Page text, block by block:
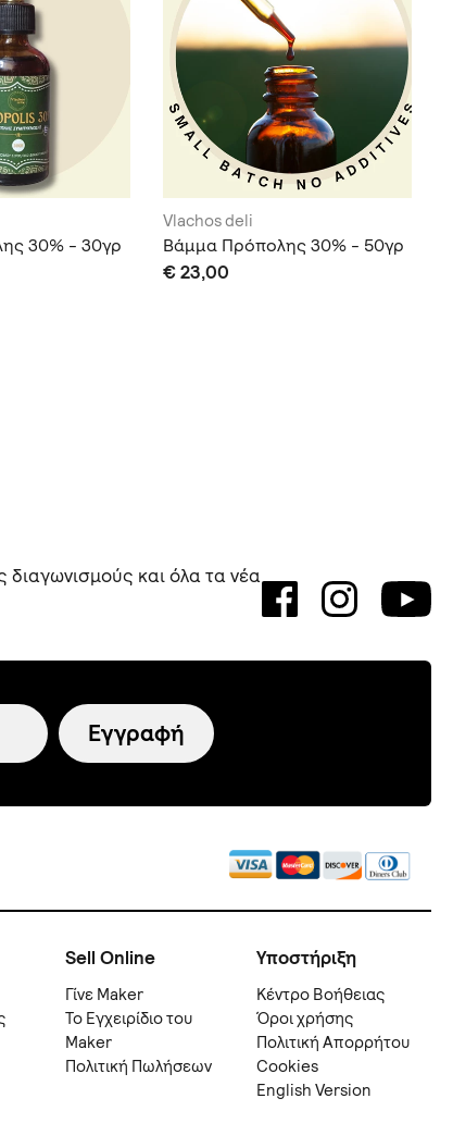
30% - 30γρ
Vlachos deli
Βάμμα Πρόπολης 30% - 50γρ
€ 23,00
διαγωνισμούς και όλα τα νέα
Εγγραφή
Sell Online
Γίνε Maker
Το Εγχειρίδιο του
Maker
Πολιτική Πωλήσεων
Υποστήριξη
Kέντρο Βοήθειας
Όροι χρήσης
Πολιτική Απορρήτου
Cookies
English Version